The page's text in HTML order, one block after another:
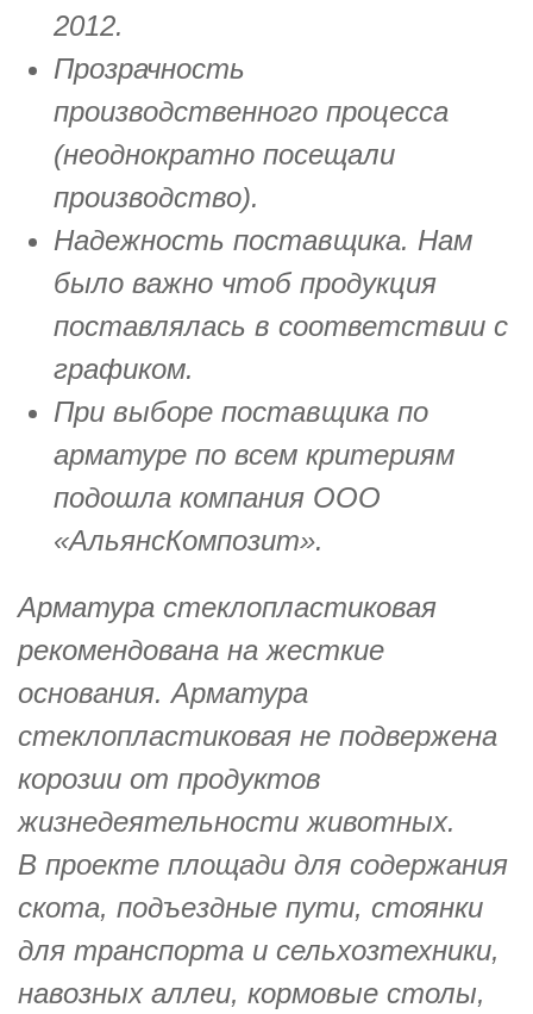
2012.
Прозрачность
производственного процесса
(неоднократно посещали
производство).
Надежность поставщика. Нам
было важно чтоб продукция
поставлялась в соответствии с
графиком.
При выборе поставщика по
арматуре по всем критериям
подошла компания ООО
«АльянсКомпозит».
Арматура стеклопластиковая
рекомендована на жесткие
основания. Арматура
стеклопластиковая не подвержена
корозии от продуктов
жизнедеятельности животных.
В проекте площади для содержания
скота, подъездные пути, стоянки
для транспорта и сельхозтехники,
навозных аллеи, кормовые столы,